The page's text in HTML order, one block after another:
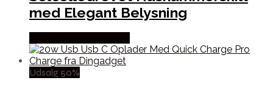
med Elegant Belysning
Udsalg 50%